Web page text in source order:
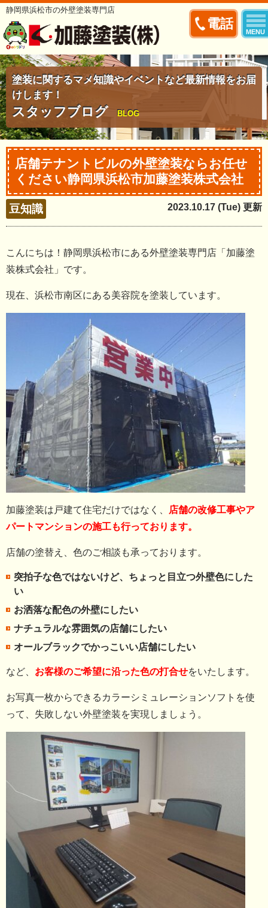
電話
MENU
静岡県浜松市の外壁塗装専門店
塗装に関するマメ知識やイベントなど最新情報をお届
けします！
スタッフブログ BLOG
店舗テナントビルの外壁塗装ならお任せ
ください静岡県浜松市加藤塗装株式会社
豆知識 2023.10.17 (Tue) 更新
こんにちは！静岡県浜松市にある外壁塗装専門店「加藤塗
装株式会社」です。
現在、浜松市南区にある美容院を塗装しています。
加藤塗装は戸建て住宅だけではなく、
店舗の改修工事やア
パートマンションの施工も行っております。
店舗の塗替え、色のご相談も承っております。
突拍子な色ではないけど、ちょっと目立つ外壁色にした
い
お洒落な配色の外壁にしたい
ナチュラルな雰囲気の店舗にしたい
オールブラックでかっこいい店舗にしたい
など、 お客様のご希望に沿った色の打合せをいたします。
お写真一枚からできるカラーシミュレーションソフトを使
って、失敗しない外壁塗装を実現しましょう。